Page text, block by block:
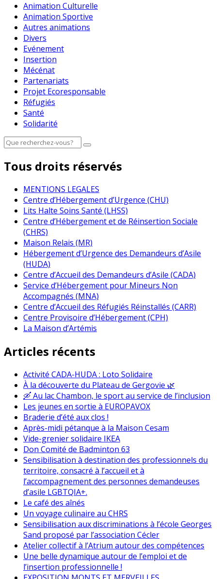
Animation Culturelle
Animation Sportive
Autres animations
Divers
Evénement
Insertion
Mécénat
Partenariats
Projet Ecoresponsable
Réfugiés
Santé
Solidarité
Tous droits réservés
MENTIONS LEGALES
Centre d’Hébergement d’Urgence (CHU)
Lits Halte Soins Santé (LHSS)
Centre d’Hébergement et de Réinsertion Sociale
(CHRS)
Maison Relais (MR)
Hébergement d’Urgence des Demandeurs d’Asile
(HUDA)
Centre d’Accueil des Demandeurs d’Asile (CADA)
Service d’Hébergement pour Mineurs Non
Accompagnés (MNA)
Centre d’Accueil des Réfugiés Réinstallés (CARR)
Centre Provisoire d’Hébergement (CPH)
La Maison d’Artémis
Articles récents
Activité CADA-HUDA : Loto Solidaire
À la découverte du Plateau de Gergovie 🌿
🛶 Au lac Chambon, le sport au service de l’inclusion
Les jeunes en sortie à EUROPAVOX
Braderie d’été aux clos !
Après-midi pétanque à la Maison Cesam
Vide-grenier solidaire IKEA
Don Comité de Badminton 63
Sensibilisation à destination des professionnels du
territoire, consacré à l’accueil et à
l’accompagnement des personnes demandeuses
d’asile LGBTQIA+.
Le café des aînés
Un voyage culinaire au CHRS
Sensibilisation aux discriminations à l’école Georges
Sand proposé par l’association Cécler
Atelier collectif à l’Atrium autour des compétences
Une belle dynamique autour de l’emploi et de
l’insertion professionnelle !